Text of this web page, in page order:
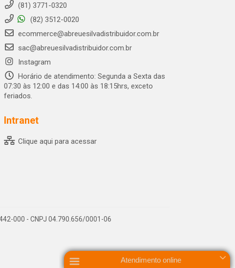
(81) 3771-0320
(82) 3512-0020
ecommerce@abreuesilvadistribuidor.com.br
sac@abreuesilvadistribuidor.com.br
Instagram
Horário de atendimento: Segunda a Sexta das
07:30 às 12:00 e das 14:00 às 18:15hrs, exceto
feriados.
Intranet
Clique aqui para acessar
000 - CNPJ 04.790.656/0001-06